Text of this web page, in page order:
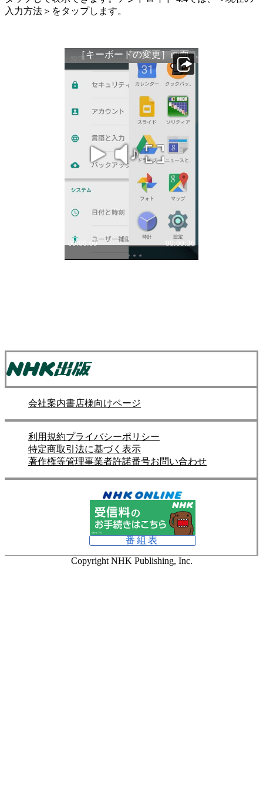
入力方法＞をタップします。
会社案内書店様向けページ
利用規約プライバシーポリシー
特定商取引法に基づく表示
著作権等管理事業者許諾番号お問い合わせ
番組表
Copyright NHK Publishing, Inc.